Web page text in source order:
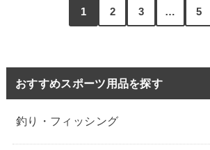
1 2 3 … 5
おすすめスポーツ用品を探す
釣り・フィッシング